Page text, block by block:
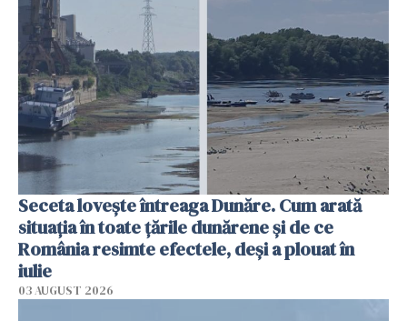
Seceta lovește întreaga Dunăre. Cum arată
situația în toate țările dunărene și de ce
România resimte efectele, deși a plouat în
iulie
03 AUGUST 2026